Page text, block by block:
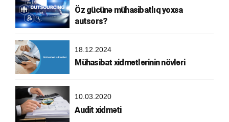
Öz gücünə mühasibatlıq yoxsa
autsors?
18.12.2024
Mühasibat xidmətlərinin növləri
10.03.2020
Audit xidməti